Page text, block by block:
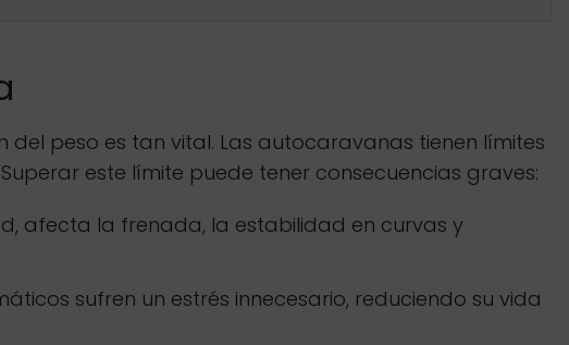
peso es tan vital. Las autocaravanas tienen límites
este límite puede tener consecuencias graves:
afecta la frenada, la estabilidad en curvas y
sufren un estrés innecesario, reduciendo su vida